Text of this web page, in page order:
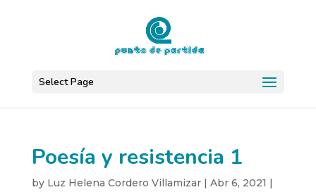
Select Page
Poesía y resistencia 1
by Luz Helena Cordero Villamizar| Abr 6, 2021 |